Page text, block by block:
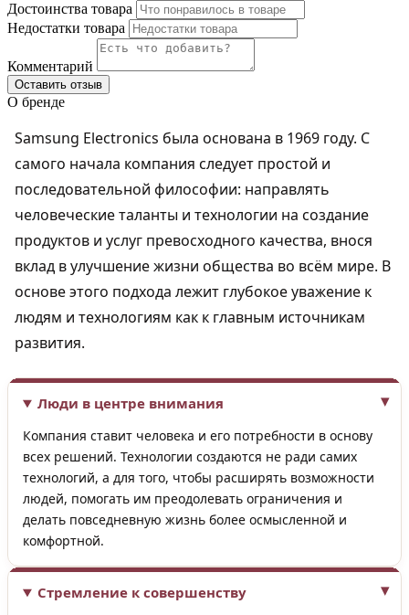
Достоинства товара
Недостатки товара
Комментарий
Оставить отзыв
О бренде
Samsung Electronics была основана в 1969 году. С
самого начала компания следует простой и
последовательной философии: направлять
человеческие таланты и технологии на создание
продуктов и услуг превосходного качества, внося
вклад в улучшение жизни общества во всём мире. В
основе этого подхода лежит глубокое уважение к
людям и технологиям как к главным источникам
развития.
Люди в центре внимания
Компания ставит человека и его потребности в основу
всех решений. Технологии создаются не ради самих
технологий, а для того, чтобы расширять возможности
людей, помогать им преодолевать ограничения и
делать повседневную жизнь более осмысленной и
комфортной.
Стремление к совершенству